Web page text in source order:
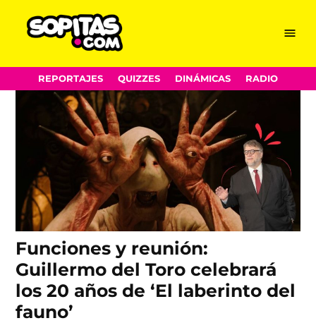
content
Menu
REPORTAJES QUIZZES DINÁMICAS RADIO
Guillermo Del Toro
Funciones y reunión:
Guillermo del Toro celebrará
los 20 años de ‘El laberinto del
fauno’